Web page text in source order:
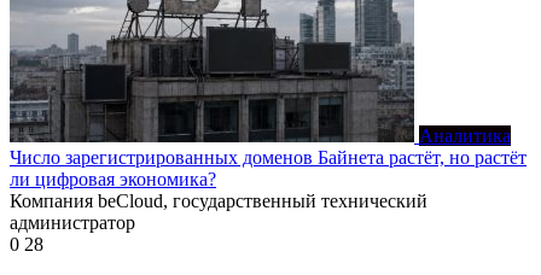
Аналитика
Число зарегистрированных доменов Байнета растёт, но растёт
ли цифровая экономика?
Компания beCloud, государственный технический
администратор
0 28